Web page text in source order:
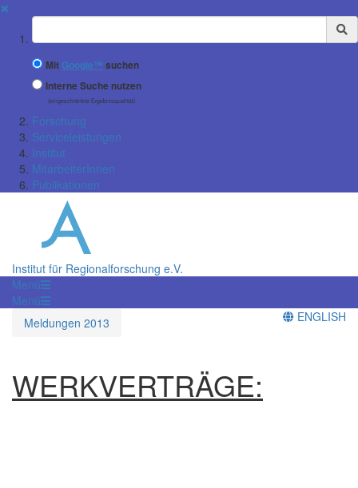
✖
Suchbegriff
Mit Google™ suchen
Interne Suche nutzen
(eingeschränkte Ergebnisqualität)
Forschung
Serviceleistungen
Institut
MitarbeiterInnen
Publikationen
Institut für Regionalforschung e.V.
Menü
Menü
Meldungen 2013
ENGLISH
WERKVERTRÄGE: